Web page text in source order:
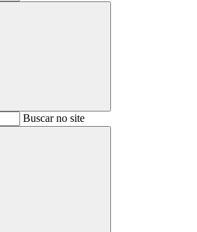
BuscarBuscar no site